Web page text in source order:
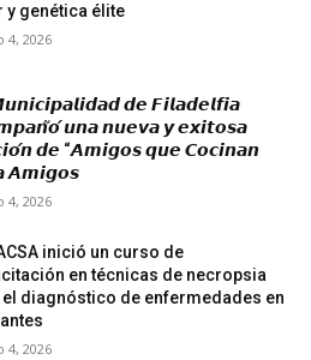
y genética élite
4, 2026
𝙙𝙚 𝙁𝙞𝙡𝙖𝙙𝙚𝙡𝙛𝙞𝙖
𝙪𝙣𝙖 𝙣𝙪𝙚𝙫𝙖 𝙮 𝙚𝙭𝙞𝙩𝙤𝙨𝙖
𝙙𝙚 “𝘼𝙢𝙞𝙜𝙤𝙨 𝙦𝙪𝙚 𝘾𝙤𝙘𝙞𝙣𝙖𝙣
𝘼𝙢𝙞𝙜𝙤𝙨
4, 2026
inició un curso de
en técnicas de necropsia
el diagnóstico de enfermedades en
4, 2026